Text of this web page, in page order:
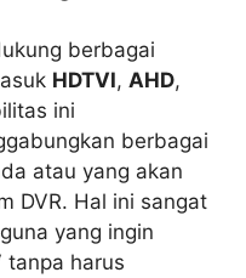
berbagai
HDTVI, AHD,
ini
berbagai
atau yang akan
DVR. Hal ini sangat
yang ingin
tanpa harus